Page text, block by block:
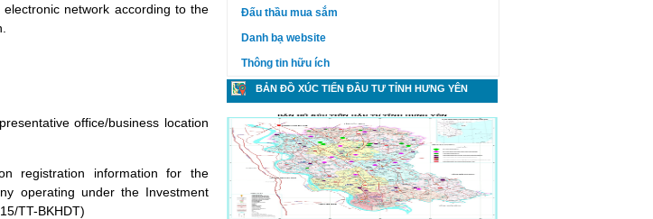
electronic network according to the
office/business location
registration information for the
operating under theInvestment
TT-BKHDT)
Đấu thầu mua sắm
Danh bạ website
Thông tin hữu ích
BẢN ĐỒ XÚC TIẾN ĐẦU TƯ TỈNH HƯNG YÊN